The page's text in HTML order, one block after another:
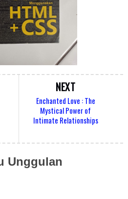
NEXT
Enchanted Love : The
Mystical Power of
Intimate Relationships
Unggulan